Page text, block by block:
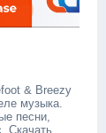
& Breezy
музыка.
песни,
Скачать